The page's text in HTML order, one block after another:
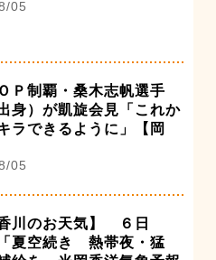
05
Ｐ制覇・桑木志帆選手
身）が凱旋会見「これか
ラできるように」【岡
05
香川のお天気】 ６日
「夏空続き 熱帯夜・猛